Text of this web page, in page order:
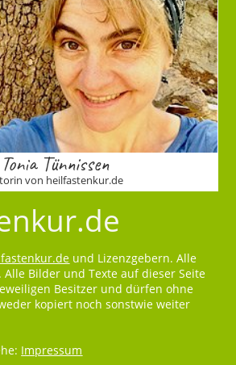
Tonia Tünnissen
von heilfastenkur.de
und Lizenzgebern. Alle
Alle Bilder und Texte auf dieser Seite
Besitzer und dürfen ohne
kopiert noch sonstwie weiter
Impressum